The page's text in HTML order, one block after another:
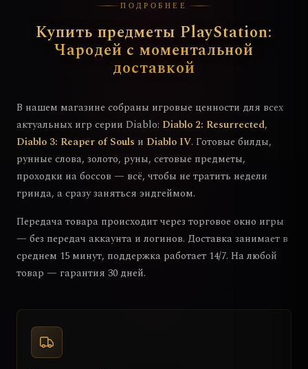
ПОДРОБНЕЕ
Купить предметы PlayStation:
Чародей с моментальной
доставкой
В нашем магазине собраны игровые ценности для всех
актуальных игр серии Diablo: Diablo 2: Resurrected,
Diablo 3: Reaper of Souls и Diablo IV. Готовые билды,
рунные слова, золото, руны, сетовые предметы,
проходки на боссов — всё, чтобы не тратить недели
гринда, а сразу заняться эндгеймом.
Передача товара происходит через торговое окно игры
— без передач аккаунта и логинов. Доставка занимает в
среднем 15 минут, поддержка работает 14/7. На любой
товар — гарантия 30 дней.